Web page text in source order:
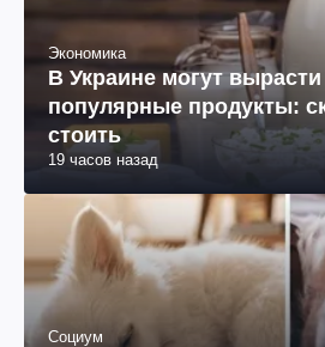
Экономика
В Украине могут
популярные продукты:
стоить
19 часов назад
Социум